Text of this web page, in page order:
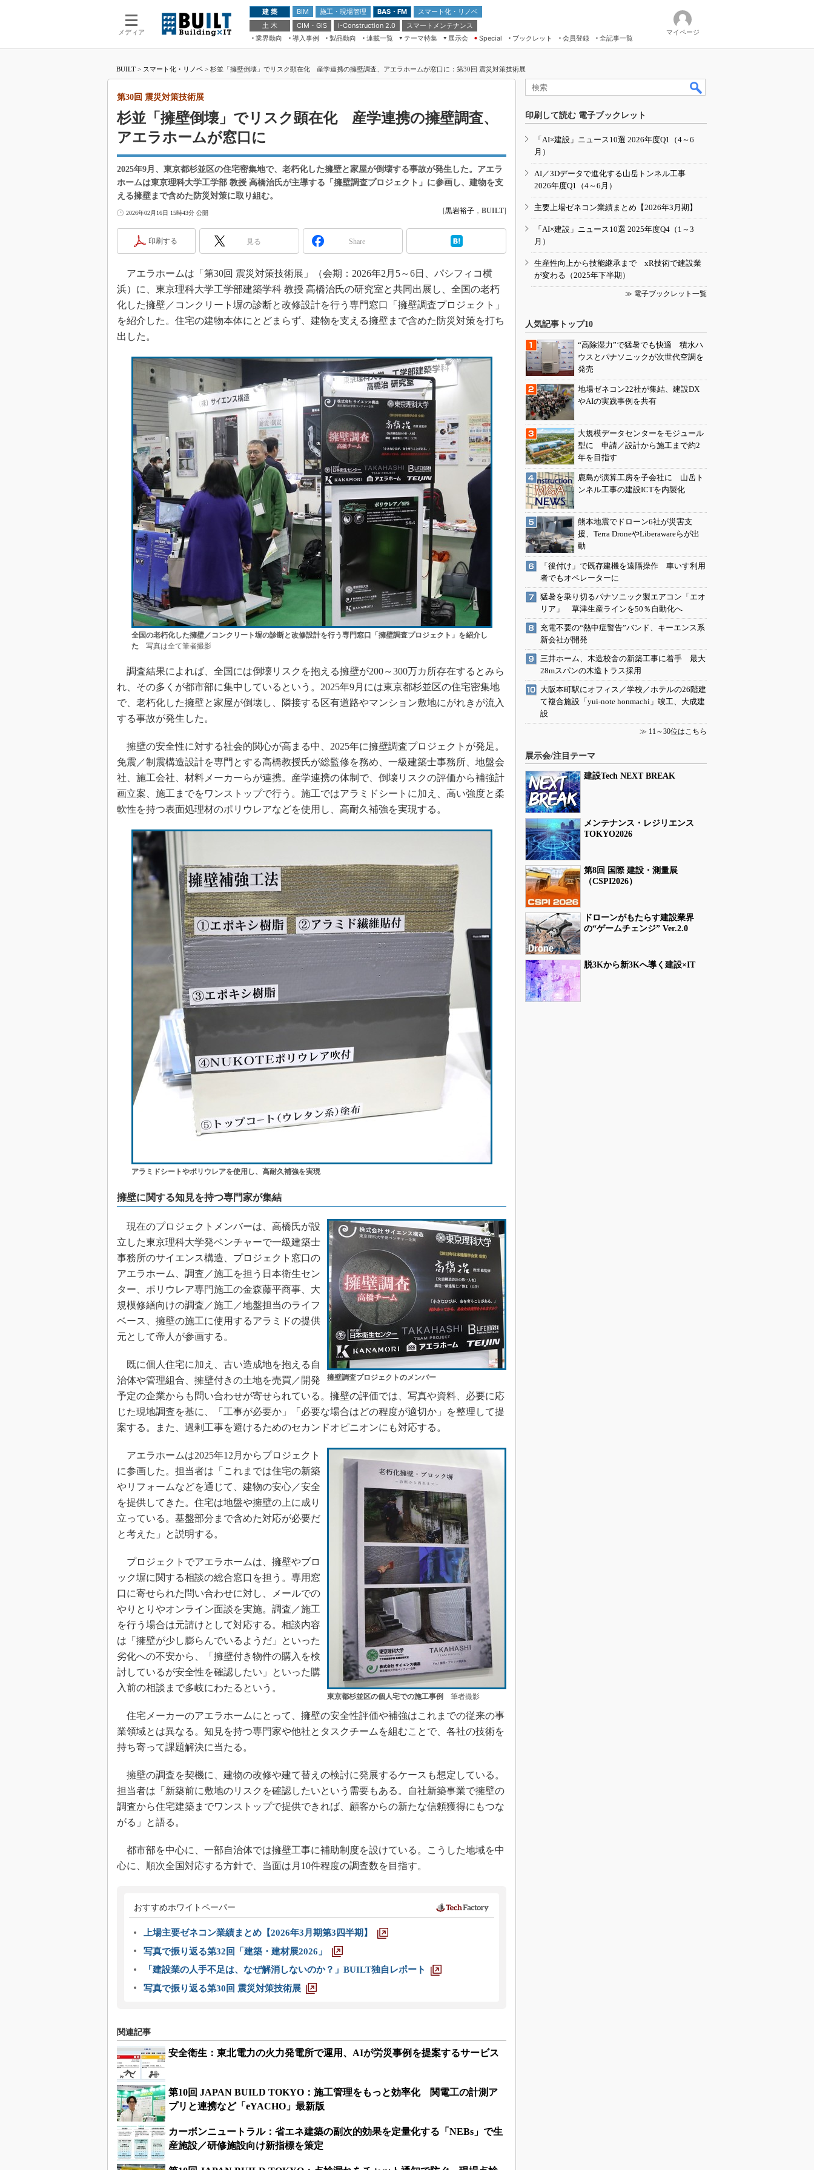
メディア
建 築 BIM 施工・現場管理 BAS・FM
スマート化・リノベ
土 木
CIM・GIS i-Construction 2.0
スマートメンテナンス
業界動向
導入事例 製品動向 連載一覧
テーマ特集
ドローンがもたらす建設業界の“ゲー
ムチェンジ” Ver.2.0
“Society5.0”時代のスマートビル
展示会
第8回 国際 建設・測量展
築・土木・不動産の先端技術展－
メンテナンス・レジリエンスOSAKA
2020
日本 ものづくりワールド 2020
IGAS2018
Special ブックレット 会員登録 全記事一覧
マイページ
BUILT > スマート化・リノベ > 杉並「擁壁倒壊」でリスク顕在化 産学連携の擁壁調査、アエラホームが窓口に：第30回 震災対策技術展
杉並「擁壁倒壊」でリスク顕在化 産学連携の擁壁調査、
アエラホームが窓口に
第30回 震災対策技術展
2025年9月、東京都杉並区の住宅密集地で、老朽化した擁壁と家屋が倒壊する事故が発生した。アエラ
ホームは東京理科大学工学部 教授 高橋治氏が主導する「擁壁調査プロジェクト」に参画し、建物を支
える擁壁まで含めた防災対策に取り組む。
2026年02月16日 15時43分 公開 [黒岩裕子 ， BUILT]
印刷する 見る Share
アエラホームは「第30回 震災対策技術展」（会期：2026年2月5～6日、パシフィコ横
浜）に、東京理科大学工学部建築学科 教授 高橋治氏の研究室と共同出展し、全国の老朽
化した擁壁／コンクリート塀の診断と改修設計を行う専門窓口「擁壁調査プロジェクト」
を紹介した。住宅の建物本体にとどまらず、建物を支える擁壁まで含めた防災対策を打ち
出した。
全国の老朽化した擁壁／コンクリート塀の診断と改修設計を行う専門窓口「擁壁調査プロジェクト」を紹介し
た 写真は全て筆者撮影
調査結果によれば、全国には倒壊リスクを抱える擁壁が200～300万カ所存在するとみら
れ、その多くが都市部に集中しているという。2025年9月には東京都杉並区の住宅密集地
で、老朽化した擁壁と家屋が倒壊し、隣接する区有道路やマンション敷地にがれきが流入
する事故が発生した。
擁壁の安全性に対する社会的関心が高まる中、2025年に擁壁調査プロジェクトが発足。
免震／制震構造設計を専門とする高橋教授氏が総監修を務め、一級建築士事務所、地盤会
社、施工会社、材料メーカーらが連携。産学連携の体制で、倒壊リスクの評価から補強計
画立案、施工までをワンストップで行う。施工ではアラミドシートに加え、高い強度と柔
軟性を持つ表面処理材のポリウレアなどを使用し、高耐久補強を実現する。
アラミドシートやポリウレアを使用し、高耐久補強を実現
擁壁に関する知見を持つ専門家が集結
擁壁調査プロジェクトのメンバー
現在のプロジェクトメンバーは、高橋氏が設
立した東京理科大学発ベンチャーで一級建築士
事務所のサイエンス構造、プロジェクト窓口の
アエラホーム、調査／施工を担う日本衛生セン
ター、ポリウレア専門施工の金森藤平商事、大
規模修繕向けの調査／施工／地盤担当のライフ
ベース、擁壁の施工に使用するアラミドの提供
元として帝人が参画する。
既に個人住宅に加え、古い造成地を抱える自
治体や管理組合、擁壁付きの土地を売買／開発
予定の企業からも問い合わせが寄せられている。擁壁の評価では、写真や資料、必要に応
じた現地調査を基に、「工事が必要か」「必要な場合はどの程度が適切か」を整理して提
案する。また、過剰工事を避けるためのセカンドオピニオンにも対応する。
東京都杉並区の個人宅での施工事例 筆者撮影
アエラホームは2025年12月からプロジェクト
に参画した。担当者は「これまでは住宅の新築
やリフォームなどを通じて、建物の安心／安全
を提供してきた。住宅は地盤や擁壁の上に成り
立っている。基盤部分まで含めた対応が必要だ
と考えた」と説明する。
プロジェクトでアエラホームは、擁壁やブロ
ック塀に関する相談の総合窓口を担う。専用窓
口に寄せられた問い合わせに対し、メールでの
やりとりやオンライン面談を実施。調査／施工
を行う場合は元請けとして対応する。相談内容
は「擁壁が少し膨らんでいるようだ」といった
劣化への不安から、「擁壁付き物件の購入を検
討しているが安全性を確認したい」といった購
入前の相談まで多岐にわたるという。
住宅メーカーのアエラホームにとって、擁壁の安全性評価や補強はこれまでの従来の事
業領域とは異なる。知見を持つ専門家や他社とタスクチームを組むことで、各社の技術を
持ち寄って課題解決に当たる。
擁壁の調査を契機に、建物の改修や建て替えの検討に発展するケースも想定している。
担当者は「新築前に敷地のリスクを確認したいという需要もある。自社新築事業で擁壁の
調査から住宅建築までワンストップで提供できれば、顧客からの新たな信頼獲得にもつな
がる」と語る。
都市部を中心に、一部自治体では擁壁工事に補助制度を設けている。こうした地域を中
心に、順次全国対応する方針で、当面は月10件程度の調査数を目指す。
おすすめホワイトペーパー
上場主要ゼネコン業績まとめ【2026年3月期第3四半期】
写真で振り返る第32回「建築・建材展2026」
「建設業の人手不足は、なぜ解消しないのか？」BUILT独自レポート
写真で振り返る第30回 震災対策技術展
関連記事
安全衛生：東北電力の火力発電所で運用、AIが労災事例を提案するサービス
第10回 JAPAN BUILD TOKYO：施工管理をもっと効率化 関電工の計測ア
プリと連携など「eYACHO」最新版
カーボンニュートラル：省エネ建築の副次的効果を定量化する「NEBs」で生
産施設／研修施設向け新指標を策定
印刷して読む 電子ブックレット
「AI×建設」ニュース10選 2026年度Q1（4～6
月）
AI／3Dデータで進化する山岳トンネル工事
2026年度Q1（4～6月）
主要上場ゼネコン業績まとめ【2026年3月期】
「AI×建設」ニュース10選 2025年度Q4（1～3
月）
生産性向上から技能継承まで xR技術で建設業
が変わる（2025年下半期）
≫ 電子ブックレット一覧
人気記事トップ10
“高除湿力”で猛暑でも快適 積水ハ
ウスとパナソニックが次世代空調を
発売
地場ゼネコン22社が集結、建設DX
やAIの実践事例を共有
大規模データセンターをモジュール
型に 申請／設計から施工まで約2
年を目指す
鹿島が演算工房を子会社に 山岳ト
ンネル工事の建設ICTを内製化
熊本地震でドローン6社が災害支
援、Terra DroneやLiberawareらが出
動
「後付け」で既存建機を遠隔操作 車いす利用
者でもオペレーターに
猛暑を乗り切るパナソニック製エアコン「エオ
リア」 草津生産ラインを50％自動化へ
充電不要の“熱中症警告”バンド、キーエンス系
新会社が開発
三井ホーム、木造校舎の新築工事に着手 最大
28mスパンの木造トラス採用
大阪本町駅にオフィス／学校／ホテルの26階建
て複合施設「yui-note honmachi」竣工、大成建
設
≫ 11～30位はこちら
展示会/注目テーマ
建設Tech NEXT BREAK
メンテナンス・レジリエンス
TOKYO2026
第8回 国際 建設・測量展
（CSPI2026）
ドローンがもたらす建設業界
の“ゲームチェンジ” Ver.2.0
脱3Kから新3Kへ導く建設×IT